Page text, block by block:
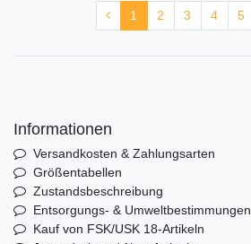
1 2 3 4 5
Informationen
Versandkosten & Zahlungsarten
Größentabellen
Zustandsbeschreibung
Entsorgungs- & Umweltbestimmungen
Kauf von FSK/USK 18-Artikeln